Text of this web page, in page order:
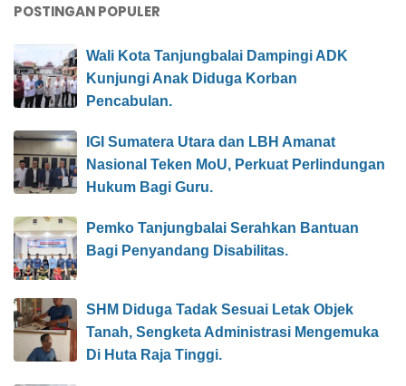
POSTINGAN POPULER
Wali Kota Tanjungbalai Dampingi ADK
Kunjungi Anak Diduga Korban
Pencabulan.
IGI Sumatera Utara dan LBH Amanat
Nasional Teken MoU, Perkuat Perlindungan
Hukum Bagi Guru.
Pemko Tanjungbalai Serahkan Bantuan
Bagi Penyandang Disabilitas.
SHM Diduga Tadak Sesuai Letak Objek
Tanah, Sengketa Administrasi Mengemuka
Di Huta Raja Tinggi.